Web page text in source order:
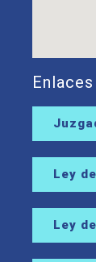
Ley
Ley